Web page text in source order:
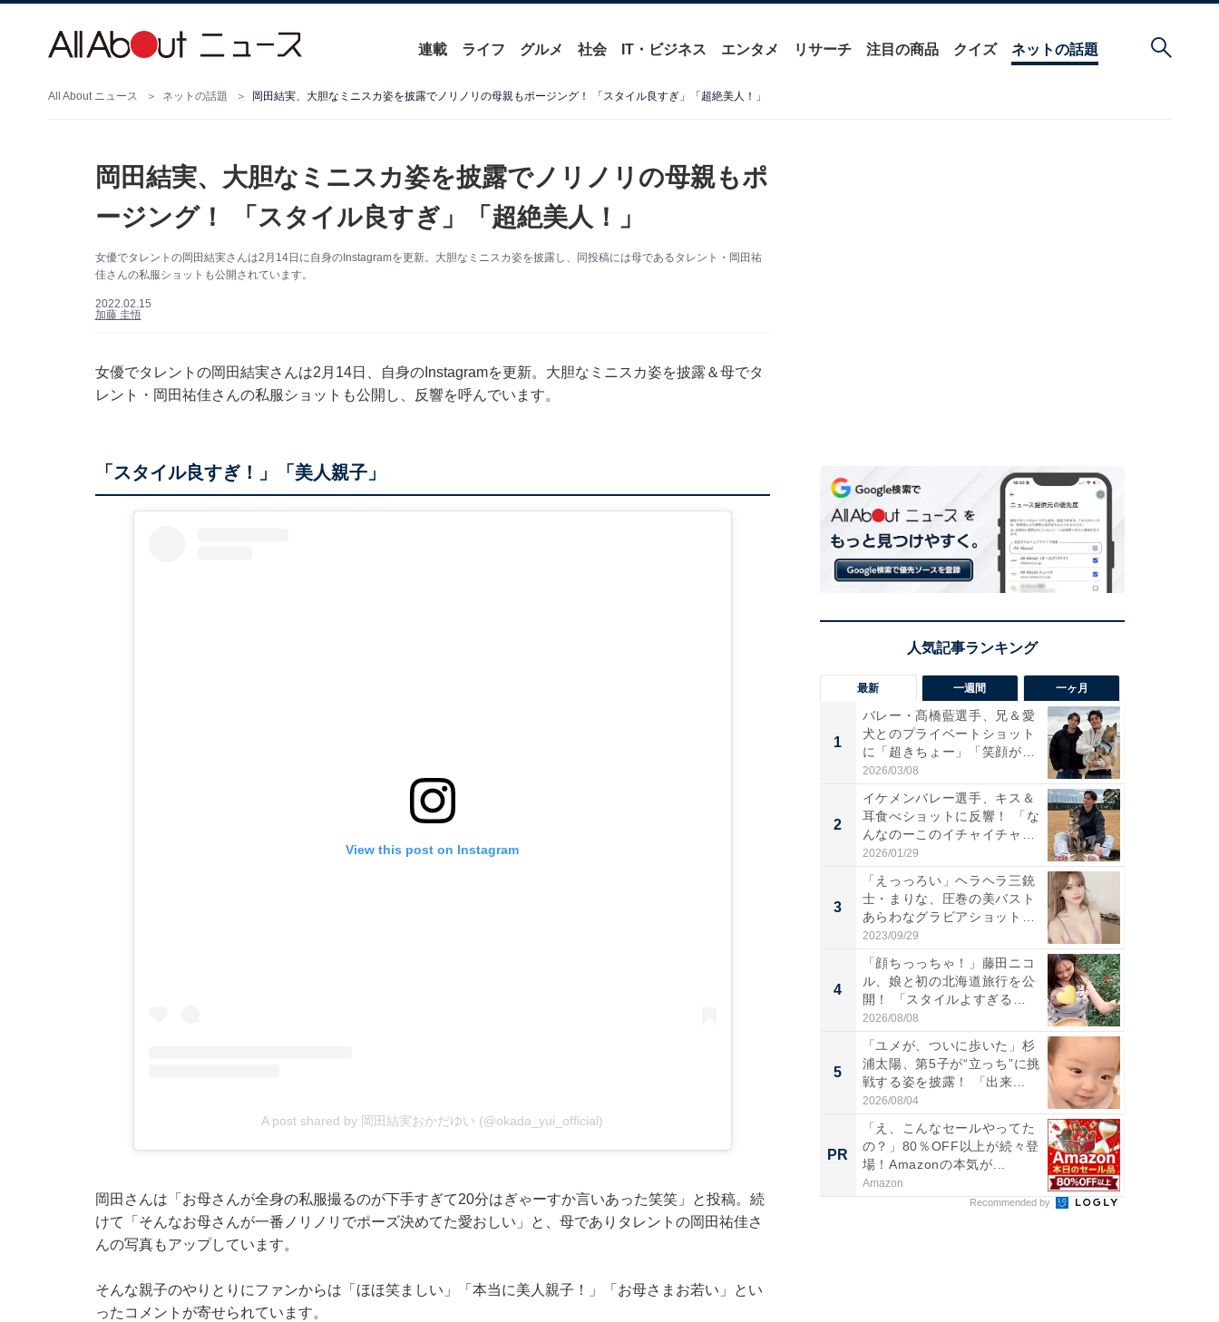
連載 ライフ グルメ 社会 IT・ビジネス エンタメ リサーチ 注目の商品 クイズ ネットの話題
All About ニュース ネットの話題 岡田結実、大胆なミニスカ姿を披露でノリノリの母親もポージング！ 「スタイル良すぎ」「超絶美人！」
岡田結実、大胆なミニスカ姿を披露でノリノリの母親もポ
ージング！ 「スタイル良すぎ」「超絶美人！」
女優でタレントの岡田結実さんは2月14日に自身のInstagramを更新。大胆なミニスカ姿を披露し、同投稿には母であるタレント・岡田祐
佳さんの私服ショットも公開されています。
2022.02.15
加藤 圭悟
女優でタレントの岡田結実さんは2月14日、自身のInstagramを更新。大胆なミニスカ姿を披露＆母でタ
レント・岡田祐佳さんの私服ショットも公開し、反響を呼んでいます。
「スタイル良すぎ！」「美人親子」
View this post on Instagram
A post shared by 岡田結実おかだゆい (@okada_yui_official)
岡田さんは「お母さんが全身の私服撮るのが下手すぎて20分はぎゃーすか言いあった笑笑」と投稿。続
けて「そんなお母さんが一番ノリノリでポーズ決めてた愛おしい」と、母でありタレントの岡田祐佳さ
んの写真もアップしています。
そんな親子のやりとりにファンからは「ほほ笑ましい」「本当に美人親子！」「お母さまお若い」とい
ったコメントが寄せられています。
最新 一週間 一ヶ月
1
バレー・髙橋藍選手、兄＆愛
犬とのプライベートショット
に「超きちょー」「笑顔が見
れ...
2026/03/08
2
イケメンバレー選手、キス＆
耳食べショットに反響！ 「な
んなのーこのイチャイチャ
感...
2026/01/29
3
「えっっろい」ヘラヘラ三銃
士・まりな、圧巻の美バスト
あらわなグラビアショット公
開...
2023/09/29
4
「顔ちっっちゃ！」藤田ニコ
ル、娘と初の北海道旅行を公
開！ 「スタイルよすぎる
よ〜...
2026/08/08
5
「ユメが、ついに歩いた」杉
浦太陽、第5子が“立っち”に挑
戦する姿を披露！ 「出来...
2026/08/04
PR
「え、こんなセールやってた
の？」80％OFF以上が続々登
場！Amazonの本気が...
Amazon
Recommended by